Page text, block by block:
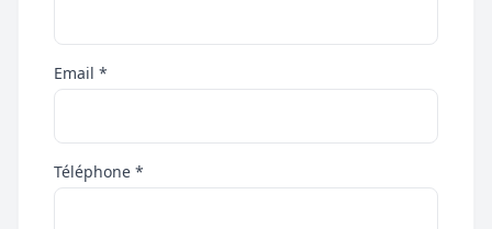
Email *
Téléphone *